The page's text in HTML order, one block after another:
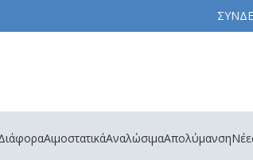
ΑιμοστατικάΑναλώσιμαΑπολύμανση